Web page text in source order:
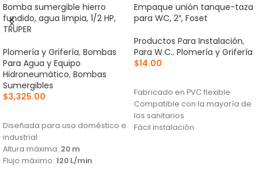
Bomba sumergible hierro
fundido, agua limpia, 1/2 HP,
TRUPER
Plomería y Grifería, Bombas
Para Agua y Equipo
Hidroneumático, Bombas
Sumergibles
$3,325.00
Diseñada para uso doméstico e
industrial
Altura máxima: 20 m
Flujo máximo: 120 L/min
Empaque unión tanque-taza
para WC, 2″, Foset
Productos Para Instalación,
Para W.C., Plomería y Grifería
$14.00
Fabricado en PVC flexible
Compatible con la mayoría de
los sanitarios
Fácil instalación